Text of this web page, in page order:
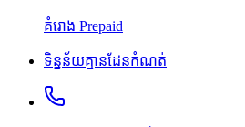
គំរោង Prepaid
ទិន្នន័យគ្មានដែនកំណត់